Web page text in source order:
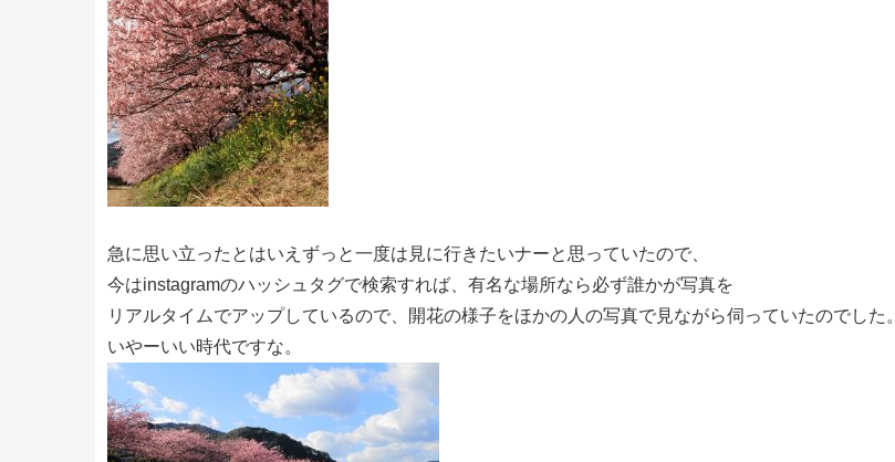
急に思い立ったとはいえずっと一度は見に行きたいナーと思っていたので、
今はinstagramのハッシュタグで検索すれば、有名な場所なら必ず誰かが写真を
リアルタイムでアップしているので、開花の様子をほかの人の写真で見ながら伺っていたのでした。
いやーいい時代ですな。